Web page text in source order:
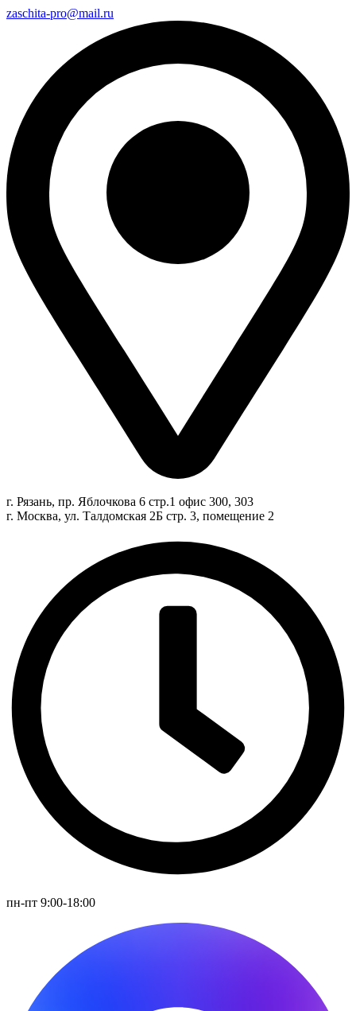
zaschita-pro@mail.ru
г. Рязань, пр. Яблочкова 6 стр.1 офис 300, 303
г. Москва, ул. Талдомская 2Б стр. 3, помещение 2
пн-пт 9:00-18:00